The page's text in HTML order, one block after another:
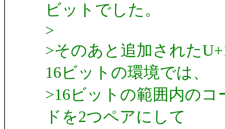
ビットでした。
>
>そのあと追加された
16ビットの環境では、
>16ビットの範囲内の
ドを2つペアにして